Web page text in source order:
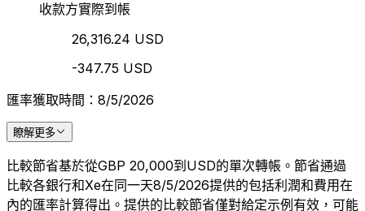
收款方實際到帳
26,316.24 USD
-347.75 USD
匯率獲取時間：8/5/2026
瞭解更多
比較節省基於從GBP 20,000到USD的單次轉帳。節省通過
比較各銀行和Xe在同一天8/5/2026提供的包括利潤和費用在
內的匯率計算得出。提供的比較節省僅對給定示例有效，可能